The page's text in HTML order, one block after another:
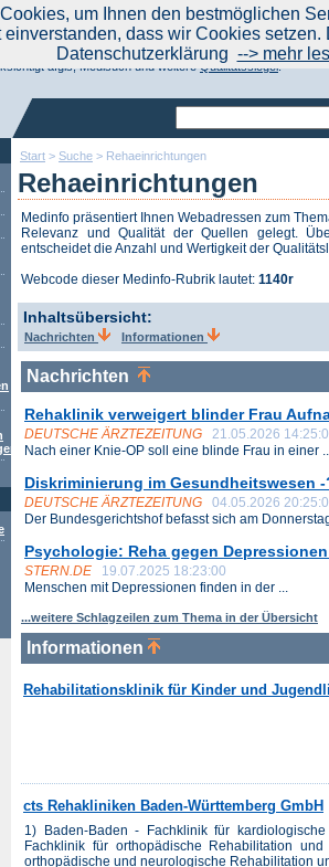
Start > Suche > Rehaeinrichtungen
Rehaeinrichtungen
Medinfo präsentiert Ihnen Webadressen zum
Relevanz und Qualität der Quellen gelegt.
entscheidet die Anzahl und Wertigkeit der
Webcode dieser Medinfo-Rubrik lautet: 1140r
Inhaltsübersicht:
Nachrichten Informationen
Nachrichten
Rehaklinik verweigert blinder Frau
DEUTSCHE ÄRZTEZEITUNG
21.05.2026
Nach einer Knie-OP soll eine blinde Frau in einer
Diskriminierung im Gesundheitswesen
DEUTSCHE ÄRZTEZEITUNG
04.05.2026
Der Bundesgerichtshof befasst sich am
Psychologie: Reha gegen
STERN.DE
19.07.2025 18:23:00
Menschen mit Depressionen finden in der ...
...weitere Schlagzeilen zum Thema in der Übersicht
Informationen
Rehabilitationsklinik für Kinder und
cts Rehakliniken Baden-Württemberg GmbH
1) Baden-Baden - Fachklinik für
Fachklinik für orthopädische Rehabilitation
orthopädische und neurologische Rehabilitation
Aktuelle Nachrichten|
Sie noch oder Finden Sie schon?
- Meta-Portal für Gesundheitsthemen
afgis, Medisuch und weitereQualitätssiegel.
um Ihnen den bestmöglichen
einverstanden, dass wir Cookies
Datenschutzerklärung --> mehr